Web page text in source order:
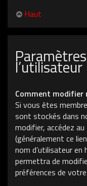
Haut
l’utilisateur
Comment modifier
Si vous êtes
sont stockés dans
modifier, accédez au
(généralement ce
nom d’utilisateur en
permettra de
préférences de